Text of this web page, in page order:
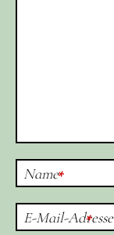
Name*
E-Mail-Adresse
*